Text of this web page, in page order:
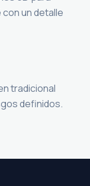
un detalle
tradicional
definidos.